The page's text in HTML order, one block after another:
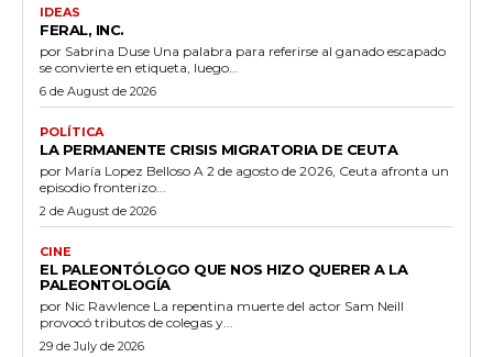
IDEAS
FERAL, INC.
por Sabrina Duse Una palabra para referirse al ganado escapado
se convierte en etiqueta, luego...
6 de August de 2026
POLÍTICA
LA PERMANENTE CRISIS MIGRATORIA DE CEUTA
por María Lopez Belloso A 2 de agosto de 2026, Ceuta afronta un
episodio fronterizo...
2 de August de 2026
CINE
EL PALEONTÓLOGO QUE NOS HIZO QUERER A LA
PALEONTOLOGÍA
por Nic Rawlence La repentina muerte del actor Sam Neill
provocó tributos de colegas y...
29 de July de 2026